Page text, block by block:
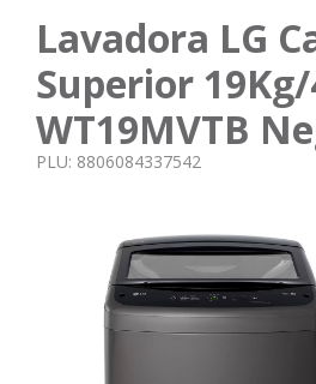
Lavadora LG
Superior
WT19MVTB
PLU: 8806084337542